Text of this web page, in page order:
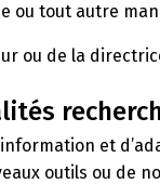
ou tout autre
ou de la
et
outils ou de